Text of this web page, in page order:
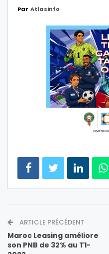
Par Atlasinfo
ARTICLE PRÉCÉDENT
Maroc Leasing améliore
son PNB de 32% au T1-